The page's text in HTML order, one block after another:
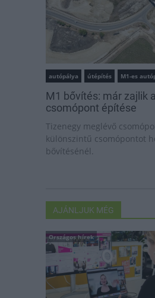
autópálya útépítés M1-es
M1 bővítés: már zajlik
csomópont építése
Tizenegy meglévő
különszintű csomópontot
bővítésénél.
AJÁNLJUK MÉG
Országos hírek